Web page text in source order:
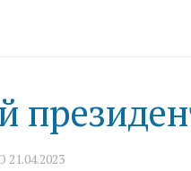
21.04.2023